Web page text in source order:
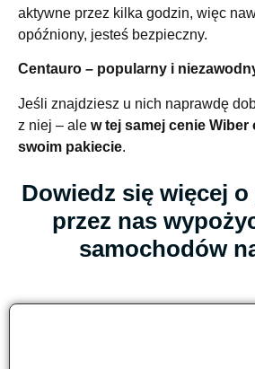
aktywne przez kilka godzin, więc
opóźniony, jesteś bezpieczny.
Centauro – popularny i
Jeśli znajdziesz u nich naprawdę
z niej – ale w tej samej cenie Wiber
swoim pakiecie.
Dowiedz się więcej
przez nas
samochodów